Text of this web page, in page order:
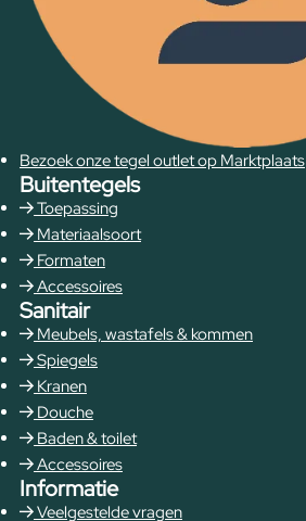
Bezoek onze tegel outlet op Marktplaats
Buitentegels
Toepassing
Materiaalsoort
Formaten
Accessoires
Sanitair
Meubels, wastafels & kommen
Spiegels
Kranen
Douche
Baden & toilet
Accessoires
Informatie
Veelgestelde vragen